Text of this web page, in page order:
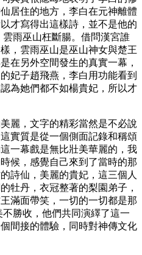
居住的地方，李白在元神離體
才寫得出這樣詩，並不是他的
雨巫山枉斷腸。借問漢宮誰
，雲雨巫山是巫山神女與楚王
在另外空間發生的真實一幕，
妃子趙飛燕，李白用功能看到
為她們都不如楊貴妃，所以才
麗，文字的精彩當然是不必說
實質是從一個側面記錄和稱頌
一幕戲是無比壯美華麗的，我
候，感覺自己來到了當時的那
詩仙，美麗的貴妃，這三個人
牡丹，衣冠整著的梨園弟子，
滿面帶笑，一切的一切都是那
勝收，他們共同演繹了這一
間接的體驗，同時對神傳文化